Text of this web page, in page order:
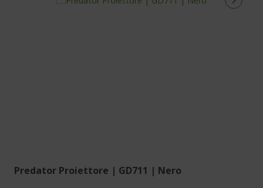
Predator Proiettore | GD711 | Nero